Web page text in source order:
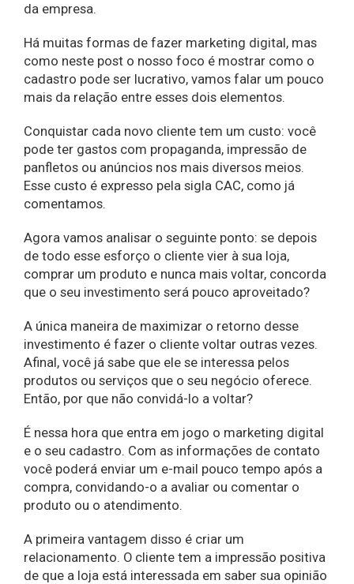
da empresa.
Há muitas formas de fazer marketing digital, mas
como neste post o nosso foco é mostrar como o
cadastro pode ser lucrativo, vamos falar um pouco
mais da relação entre esses dois elementos.
Conquistar cada novo cliente tem um custo: você
pode ter gastos com propaganda, impressão de
panfletos ou anúncios nos mais diversos meios.
Esse custo é expresso pela sigla CAC, como já
comentamos.
Agora vamos analisar o seguinte ponto: se depois
de todo esse esforço o cliente vier à sua loja,
comprar um produto e nunca mais voltar, concorda
que o seu investimento será pouco aproveitado?
A única maneira de maximizar o retorno desse
investimento é fazer o cliente voltar outras vezes.
Afinal, você já sabe que ele se interessa pelos
produtos ou serviços que o seu negócio oferece.
Então, por que não convidá-lo a voltar?
É nessa hora que entra em jogo o marketing digital
e o seu cadastro. Com as informações de contato
você poderá enviar um e-mail pouco tempo após a
compra, convidando-o a avaliar ou comentar o
produto ou o atendimento.
A primeira vantagem disso é criar um
relacionamento. O cliente tem a impressão positiva
de que a loja está interessada em saber sua opinião